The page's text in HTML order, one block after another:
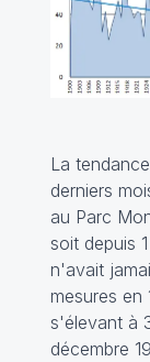
La
derniers
au Parc
soit depuis
n'avait
mesures en
s'élevant à
décembre